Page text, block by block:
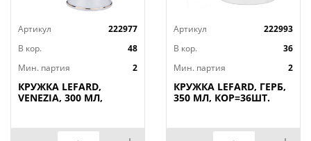
Артикул
222977
В кор.
48
Мин. партия
2
КРУЖКА LEFARD,
VENEZIA, 300 МЛ,
Артикул
222993
В кор.
36
Мин. партия
2
КРУЖКА LEFARD, ГЕРБ,
350 МЛ, КОР=36ШТ.